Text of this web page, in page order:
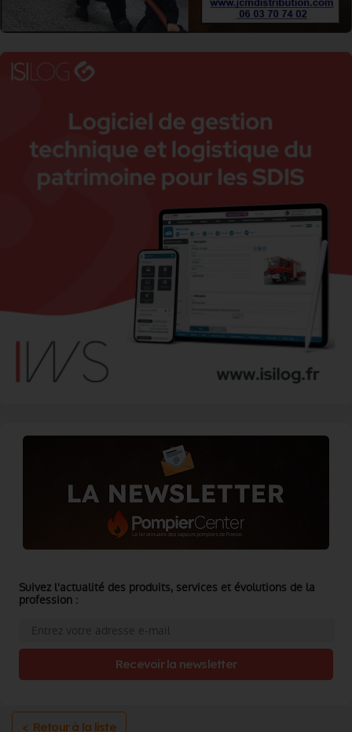
< Retour à la liste
Suivez l'actualité des produits, services et évolutions de la
profession :
Recevoir la newsletter